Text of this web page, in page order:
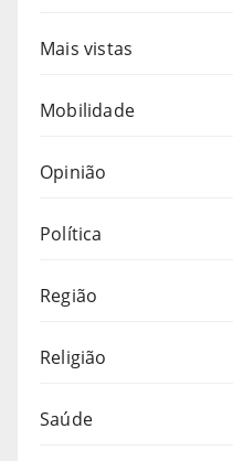
Mais vistas
Mobilidade
Opinião
Política
Região
Religião
Saúde